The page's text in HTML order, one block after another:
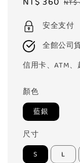
安全支付
全館公司
信用卡、ATM
顏色
藍銀
尺寸
S L